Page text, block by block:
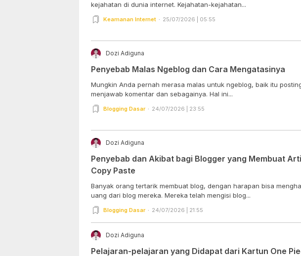
kejahatan di dunia internet. Kejahatan-kejahatan...
Keamanan Internet 25/07/2026 | 05:55
Dozi Adiguna
Penyebab Malas Ngeblog dan Cara Mengatasinya
Mungkin Anda pernah merasa malas untuk ngeblog, baik itu
menjawab komentar dan sebagainya. Hal ini...
Blogging Dasar 24/07/2026 | 23:55
Dozi Adiguna
Penyebab dan Akibat bagi Blogger yang Membuat
Copy Paste
Banyak orang tertarik membuat blog, dengan harapan bisa
uang dari blog mereka. Mereka telah mengisi blog...
Blogging Dasar 24/07/2026 | 21:55
Dozi Adiguna
Pelajaran-pelajaran yang Didapat dari Kartun One